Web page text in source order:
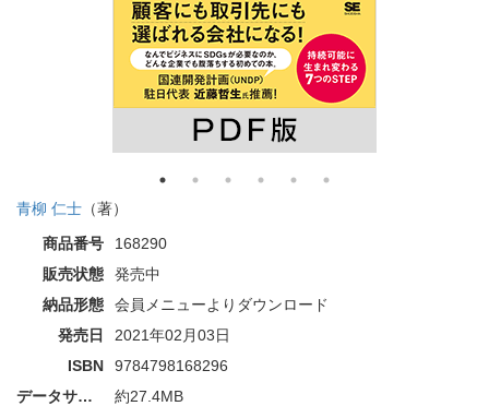
青柳 仁士 （著）
商品番号
168290
販売状態
発売中
納品形態
会員メニューよりダウンロード
発売日
2021年02月03日
ISBN
9784798168296
データサイズ
約27.4MB